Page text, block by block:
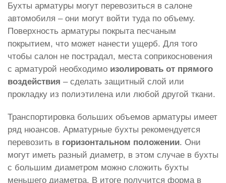
Бухты арматуры могут перевозиться в салоне
автомобиля – они могут войти туда по объему.
Поверхность арматуры покрыта песчаным
покрытием, что может нанести ущерб. Для того
чтобы салон не пострадал, места соприкосновения
с арматурой необходимо изолировать от прямого
воздействия – сделать защитный слой или
прокладку из полиэтилена или любой другой ткани.
Транспортировка больших объемов арматуры имеет
ряд нюансов. Арматурные бухты рекомендуется
перевозить в горизонтальном положении. Они
могут иметь разный диаметр, в этом случае в бухты
с большим диаметром можно сложить бухты
меньшего диаметра. В итоге получится форма в